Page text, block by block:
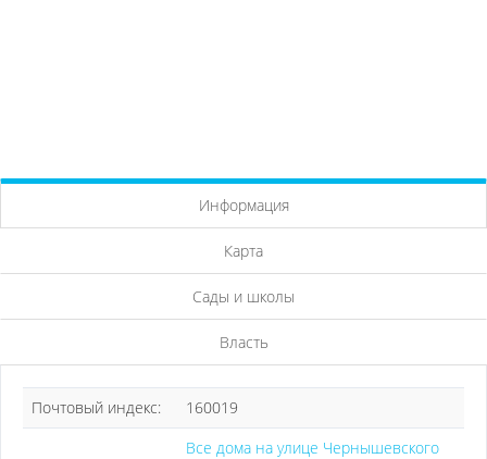
Информация
Карта
Сады и школы
Власть
Почтовый индекс:
160019
Все дома на улице Чернышевского